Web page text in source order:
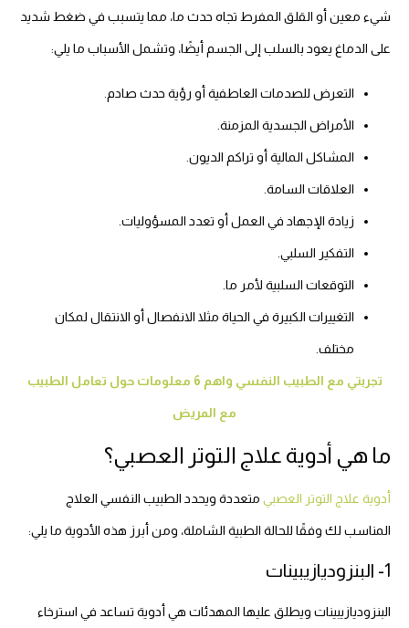
شيء معين أو القلق المفرط تجاه حدث ما، مما يتسبب في ضغط شديد
على الدماغ يعود بالسلب إلى الجسم أيضًا، وتشمل الأسباب ما يلي:
التعرض للصدمات العاطفية أو رؤية حدث صادم.
الأمراض الجسدية المزمنة.
المشاكل المالية أو تراكم الديون.
العلاقات السامة.
زيادة الإجهاد في العمل أو تعدد المسؤوليات.
التفكير السلبي.
التوقعات السلبية لأمر ما.
التغييرات الكبيرة في الحياة مثلا الانفصال أو الانتقال لمكان
مختلف.
تجربتي مع الطبيب النفسي واهم 6 معلومات حول تعامل الطبيب
مع المريض
ما هي أدوية علاج التوتر العصبي؟
أدوية علاج التوتر العصبي متعددة ويحدد الطبيب النفسي العلاج
المناسب لك وفقًا للحالة الطبية الشاملة، ومن أبرز هذه الأدوية ما يلي:
1- البنزوديازيبينات
البنزوديازيبينات ويطلق عليها المهدئات هي أدوية تساعد في استرخاء